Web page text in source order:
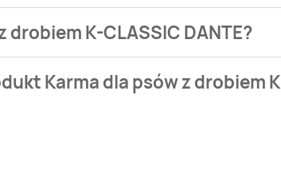
K-CLASSIC DANTE?
od 7,99 zł.
Karma dla psów z drobiem